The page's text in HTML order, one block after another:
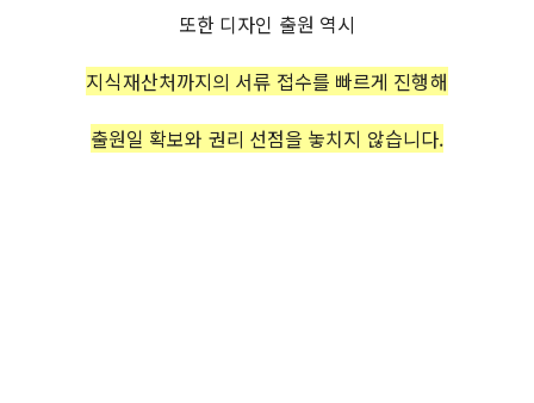
또한 디자인 출원 역시
지식재산처까지의 서류 접수를 빠르게 진행해
출원일 확보와 권리 선점을 놓치지 않습니다.